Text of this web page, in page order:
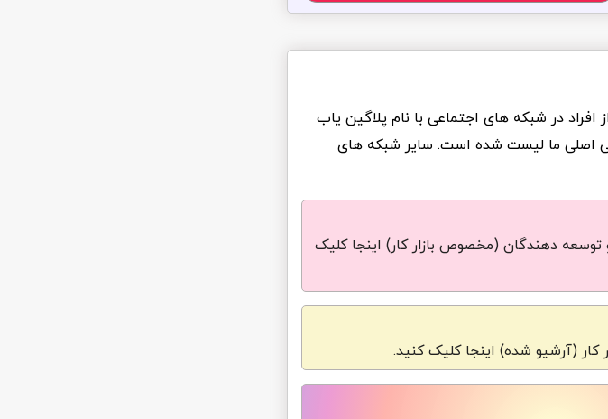
در شبکه های اجتماعی با نام پلاگین یاب
اصلی ما لیست شده است. سایر شبکه های
دهندگان (مخصوص بازار کار) اینجا کلیک
(آرشیو شده) اینجا کلیک کنید.